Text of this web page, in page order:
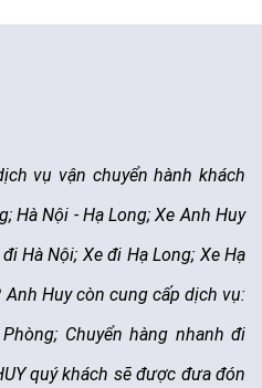
vụ vận chuyển hành khách
Hà Nội - Hạ Long; Xe Anh Huy
Hà Nội; Xe đi Hạ Long; Xe Hạ
Huy còn cung cấp dịch vụ:
Chuyển hàng nhanh đi
quý khách sẽ được đưa đón